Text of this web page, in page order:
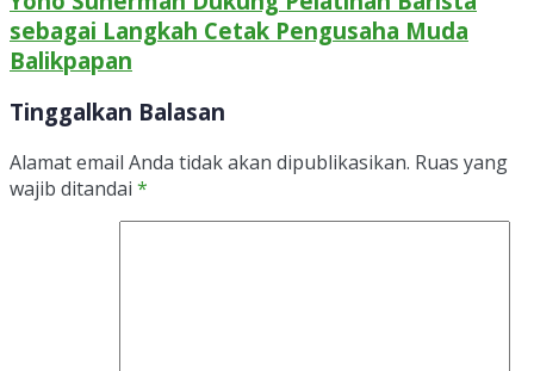
sebagai Langkah Cetak Pengusaha Muda
Balikpapan
Tinggalkan Balasan
Alamat email Anda tidak akan dipublikasikan. Ruas yang
wajib ditandai *